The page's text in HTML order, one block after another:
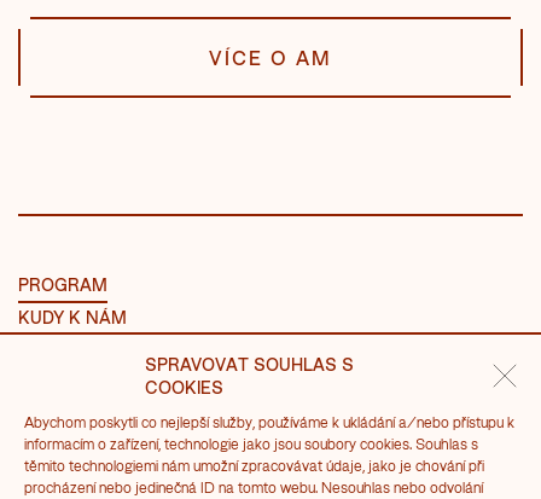
SPRAVOVAT SOUHLAS S
COOKIES
Abychom poskytli co nejlepší služby, používáme k ukládání a/nebo přístupu k
informacím o zařízení, technologie jako jsou soubory cookies. Souhlas s
těmito technologiemi nám umožní zpracovávat údaje, jako je chování při
procházení nebo jedinečná ID na tomto webu. Nesouhlas nebo odvolání
VÍCE O AM
PROGRAM
KUDY K NÁM
PRONÁJMY
SVATBA V AM